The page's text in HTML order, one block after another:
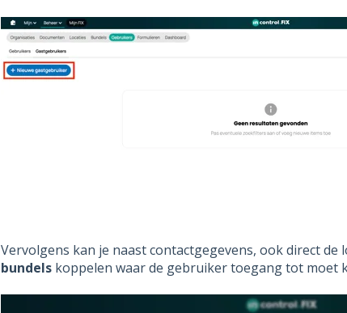
Vervolgens kan je naast contactgegevens, ook direct de
bundelskoppelen waar de gebruiker toegang tot moet